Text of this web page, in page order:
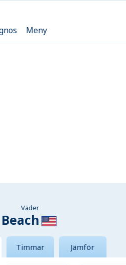
Meny
Väder
Beach
Timmar Jämför